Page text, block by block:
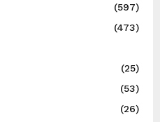
(597)
(473)
(25)
(53)
(26)